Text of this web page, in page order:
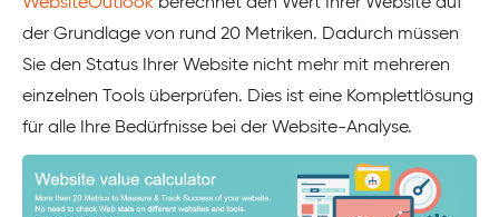
der Grundlage von rund 20 Metriken. Dadurch müssen
Sie den Status Ihrer Website nicht mehr mit mehreren
einzelnen Tools überprüfen. Dies ist eine Komplettlösung
für alle Ihre Bedürfnisse bei der Website-Analyse.